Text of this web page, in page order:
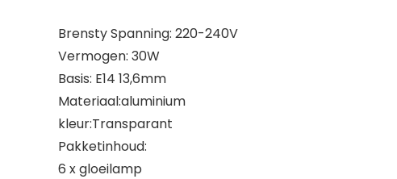
Brensty Spanning: 220-240V
Vermogen: 30W
Basis: E14 13,6mm
Materiaal:aluminium
kleur:Transparant
Pakketinhoud:
6 x gloeilamp